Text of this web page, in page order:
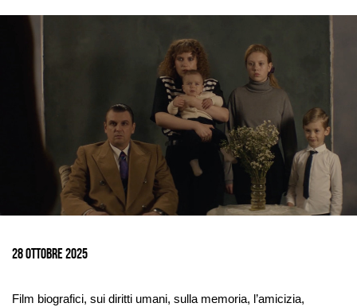
28 Ottobre 2025
Film biografici, sui diritti umani, sulla memoria, l’amicizia,